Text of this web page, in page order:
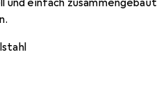
und einfach zusammengebaut